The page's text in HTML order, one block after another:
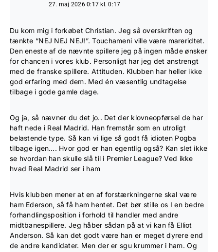
27. maj 2026 0:17 kl. 0:17
Du kom mig i forkøbet Christian. Jeg så overskriften og
tænkte “NEJ NEJ NEJ!”. Touchameni ville være mareridtet.
Den eneste af de nævnte spillere jeg på ingen måde ønsker
for chancen i vores klub. Personligt har jeg det anstrengt
med de franske spillere. Attituden. Klubben har heller ikke
god erfaring med dem. Med én væsentlig undtagelse
tilbage i gode gamle dage.
Og ja, så nævner du det jo.. Det der klovneopførsel de har
haft nede i Real Madrid. Han fremstår som en utroligt
belastende type. Så kan vi lige så godt få idioten Pogba
tilbage igen…. Hvor god er han egentlig også? Kan slet ikke
se hvordan han skulle slå til i Premier League? Ved ikke
hvad Real Madrid ser i ham
Hvis klubben mener at en af forstærkningerne skal være
ham Ederson, så få ham hentet. Det bør stille os I en bedre
forhandlingsposition i forhold til handler med andre
midtbanespillere. Jeg håber sådan på at vi kan få Elliot
Anderson. Så kan det godt være han er meget dyrere end
de andre kandidater. Men der er sgu krummer i ham. Og